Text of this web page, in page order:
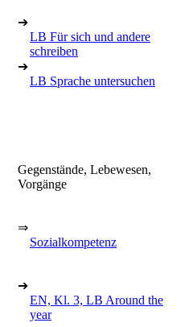
➔
LB Für sich und andere
schreiben
➔
LB Sprache untersuchen
Gegenstände, Lebewesen,
Vorgänge
⇒
Sozialkompetenz
➔
EN, Kl. 3, LB Around the
year